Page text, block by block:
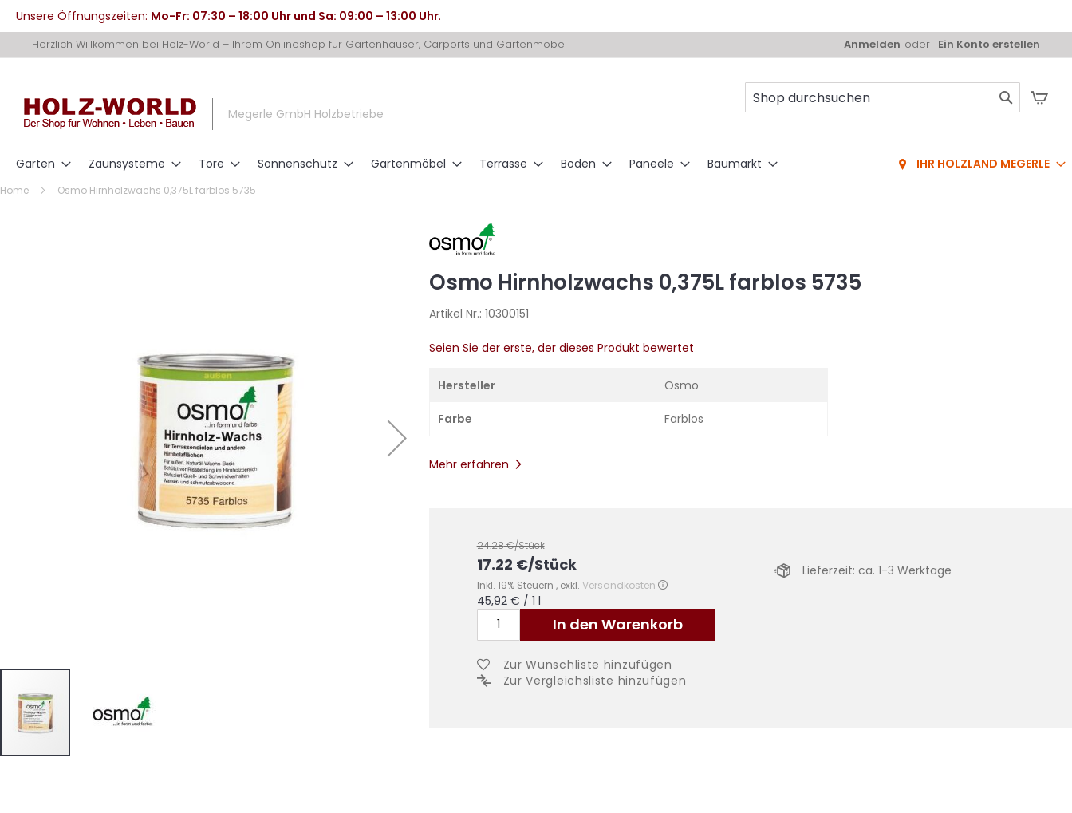
Unsere Öffnungszeiten: Mo-Fr: 07:30 – 18:00 Uhr und Sa: 09:00 – 13:00 Uhr.
zum
Herzlich Willkommen bei Holz-World – Ihrem Onlineshop für Gartenhäuser, Carports und Gartenmöbel Anmelden Ein Konto erstellen
Megerle GmbH Holzbetriebe
Garten Zaunsysteme Tore Sonnenschutz Gartenmöbel Terrasse Boden Paneele Baumarkt IHR HOLZLAND MEGERLE
Home Osmo Hirnholzwachs 0,375L farblos 5735
Osmo Hirnholzwachs 0,375L farblos 5735
Artikel Nr.: 10300151
Seien Sie der erste, der dieses Produkt bewertet
Hersteller Osmo
Farbe Farblos
Mehr erfahren
24.28€/Stück
17.22 €/Stück
Inkl. 19% Steuern , exkl. Versandkosten
45,92 € / 1 l
In den Warenkorb
Lieferzeit: ca. 1-3 Werktage
Zur Wunschliste hinzufügen
Zur Vergleichsliste hinzufügen